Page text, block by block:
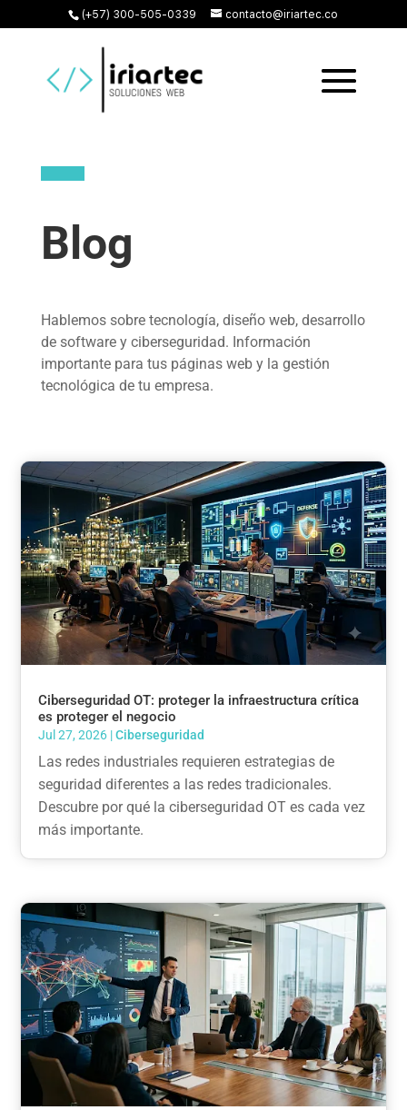
(+57) 300-505-0339 contacto@iriartec.co
Blog
Hablemos sobre tecnología, diseño web, desarrollo
de software y ciberseguridad. Información
importante para tus páginas web y la gestión
tecnológica de tu empresa.
Ciberseguridad OT: proteger la infraestructura crítica
es proteger el negocio
Jul 27, 2026 |Ciberseguridad
Las redes industriales requieren estrategias de
seguridad diferentes a las redes tradicionales.
Descubre por qué la ciberseguridad OT es cada vez
más importante.